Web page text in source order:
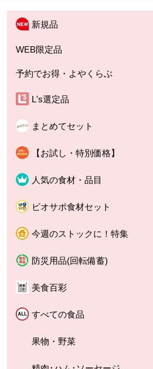
新規品
WEB限定品
予約でお得・よやくらぶ
L's選定品
まとめてセット
【お試し・特別価格】
人気の食材・品目
ビオサポ食材セット
今週のストックに！特集
防災用品(回転備蓄)
美食百彩
すべての食品
果物・野菜